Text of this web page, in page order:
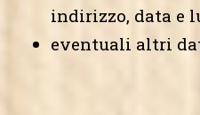
indirizzo, data e
eventuali altri